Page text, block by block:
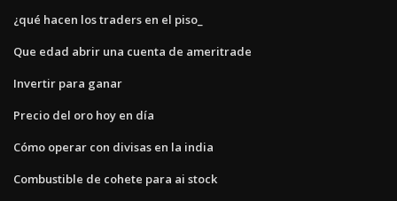
¿qué hacen los traders en el piso_
Que edad abrir una cuenta de ameritrade
Invertir para ganar
Precio del oro hoy en día
Cómo operar con divisas en la india
Combustible de cohete para ai stock